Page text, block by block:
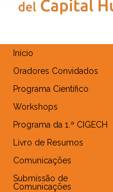
Início
Oradores Convidados
Programa Científico
Workshops
Programa da 1.ª CIGECH
Livro de Resumos
Comunicações
Submissão de
Comunicações